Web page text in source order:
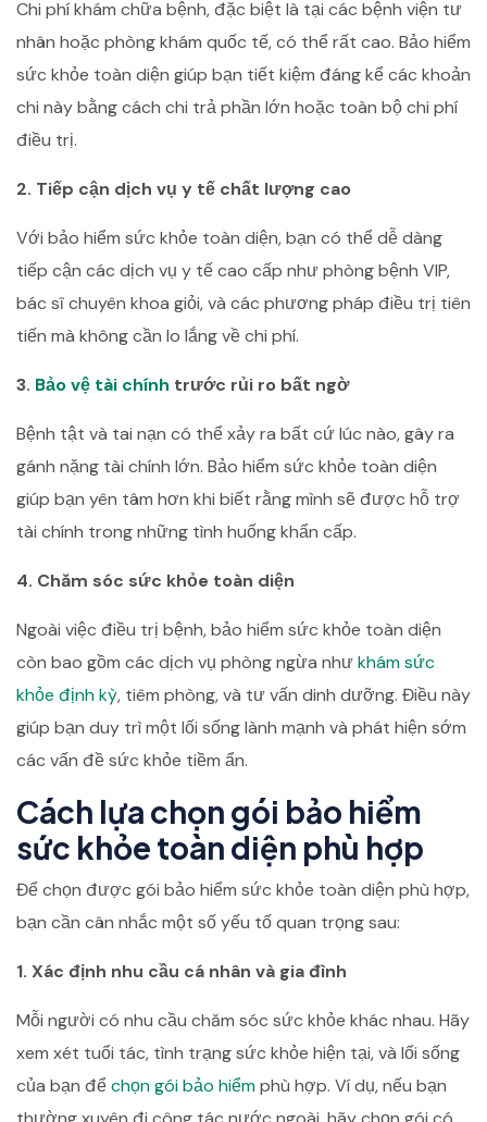
Chi phí khám chữa bệnh, đặc biệt là tại các bệnh viện tư
nhân hoặc phòng khám quốc tế, có thể rất cao. Bảo hiểm
sức khỏe toàn diện giúp bạn tiết kiệm đáng kể các khoản
chi này bằng cách chi trả phần lớn hoặc toàn bộ chi phí
điều trị.
2. Tiếp cận dịch vụ y tế chất lượng cao
Với bảo hiểm sức khỏe toàn diện, bạn có thể dễ dàng
tiếp cận các dịch vụ y tế cao cấp như phòng bệnh VIP,
bác sĩ chuyên khoa giỏi, và các phương pháp điều trị tiên
tiến mà không cần lo lắng về chi phí.
3. Bảo vệ tài chính trước rủi ro bất ngờ
Bệnh tật và tai nạn có thể xảy ra bất cứ lúc nào, gây ra
gánh nặng tài chính lớn. Bảo hiểm sức khỏe toàn diện
giúp bạn yên tâm hơn khi biết rằng mình sẽ được hỗ trợ
tài chính trong những tình huống khẩn cấp.
4. Chăm sóc sức khỏe toàn diện
Ngoài việc điều trị bệnh, bảo hiểm sức khỏe toàn diện
còn bao gồm các dịch vụ phòng ngừa nhưkhám sức
khỏe định kỳ, tiêm phòng, và tư vấn dinh dưỡng. Điều này
giúp bạn duy trì một lối sống lành mạnh và phát hiện sớm
các vấn đề sức khỏe tiềm ẩn.
Cách lựa chọn gói bảo hiểm
sức khỏe toàn diện phù hợp
Để chọn được gói bảo hiểm sức khỏe toàn diện phù hợp,
bạn cần cân nhắc một số yếu tố quan trọng sau:
1. Xác định nhu cầu cá nhân và gia đình
Mỗi người có nhu cầu chăm sóc sức khỏe khác nhau. Hãy
xem xét tuổi tác, tình trạng sức khỏe hiện tại, và lối sống
của bạn đểchọn gói bảo hiểmphù hợp. Ví dụ, nếu bạn